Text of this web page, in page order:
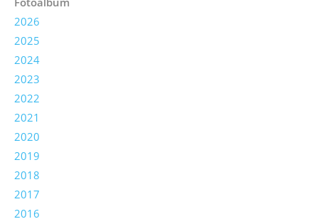
2026
2025
2024
2023
2022
2021
2020
2019
2018
2017
2016